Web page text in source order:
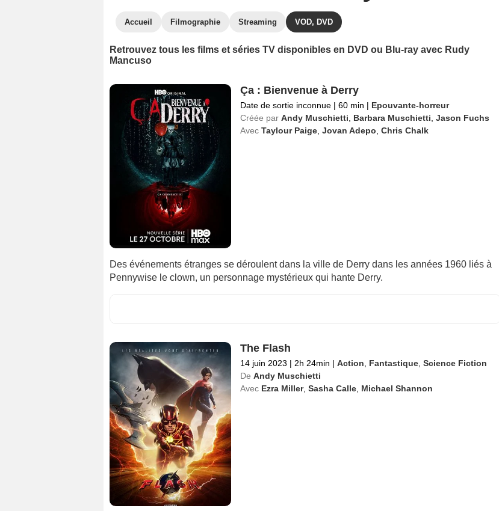
Accueil Filmographie Streaming VOD, DVD
Retrouvez tous les films et séries TV disponibles en DVD ou Blu-ray avec Rudy
Mancuso
Ça : Bienvenue à Derry
Date de sortie inconnue | 60 min | Epouvante-horreur
Créée par Andy Muschietti Barbara Muschietti Jason Fuchs
Avec Taylour Paige, Jovan Adepo Chris Chalk
Des événements étranges se déroulent dans la ville de Derry dans les années 1960 liés à
Pennywise le clown, un personnage mystérieux qui hante Derry.
The Flash
14 juin 2023 | 2h 24min | Action Fantastique, Science Fiction
De Andy Muschietti
Avec Ezra Miller, Sasha Calle, Michael Shannon